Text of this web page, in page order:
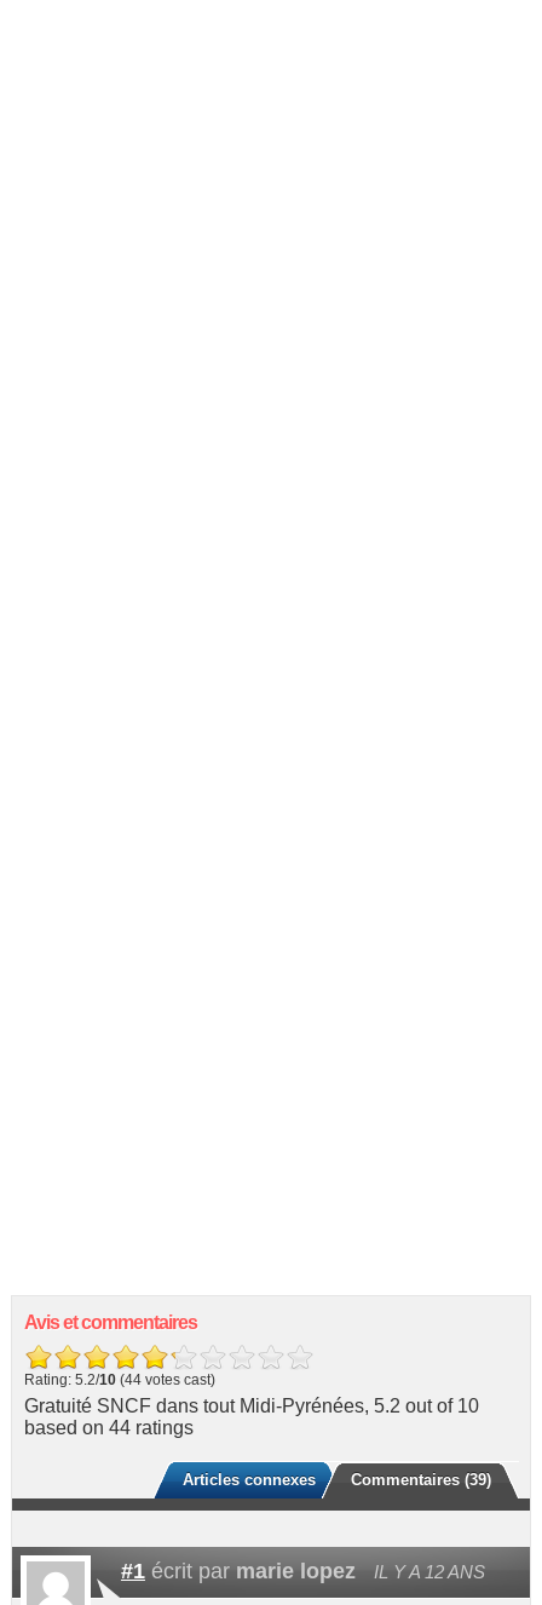
Avis et commentaires
Rating: 5.2/10(44 votes cast)
Gratuité SNCF dans tout Midi-Pyrénées, 5.2 out of 10
based on 44ratings
Commentaires (39)
Articles connexes
#1écrit par marie lopez IL Y A 12 ANS